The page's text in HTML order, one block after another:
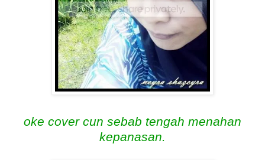
oke cover cun sebab tengah menahan
kepanasan.